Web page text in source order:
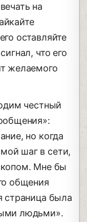
на
оставляйте
что его
желаемого
честный
но когда
шаг в сети,
Мне бы
общения
страница была
людьми».